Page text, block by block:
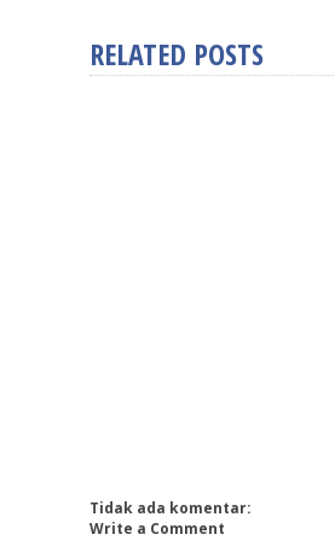
RELATED POSTS
Tidak ada komentar:
Write a Comment